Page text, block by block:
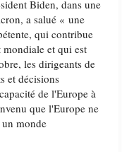
Biden, dans une
a salué « une
qui contribue
mondiale et qui est
les dirigeants de
et décisions
de l'Europe à
que l'Europe ne
un monde